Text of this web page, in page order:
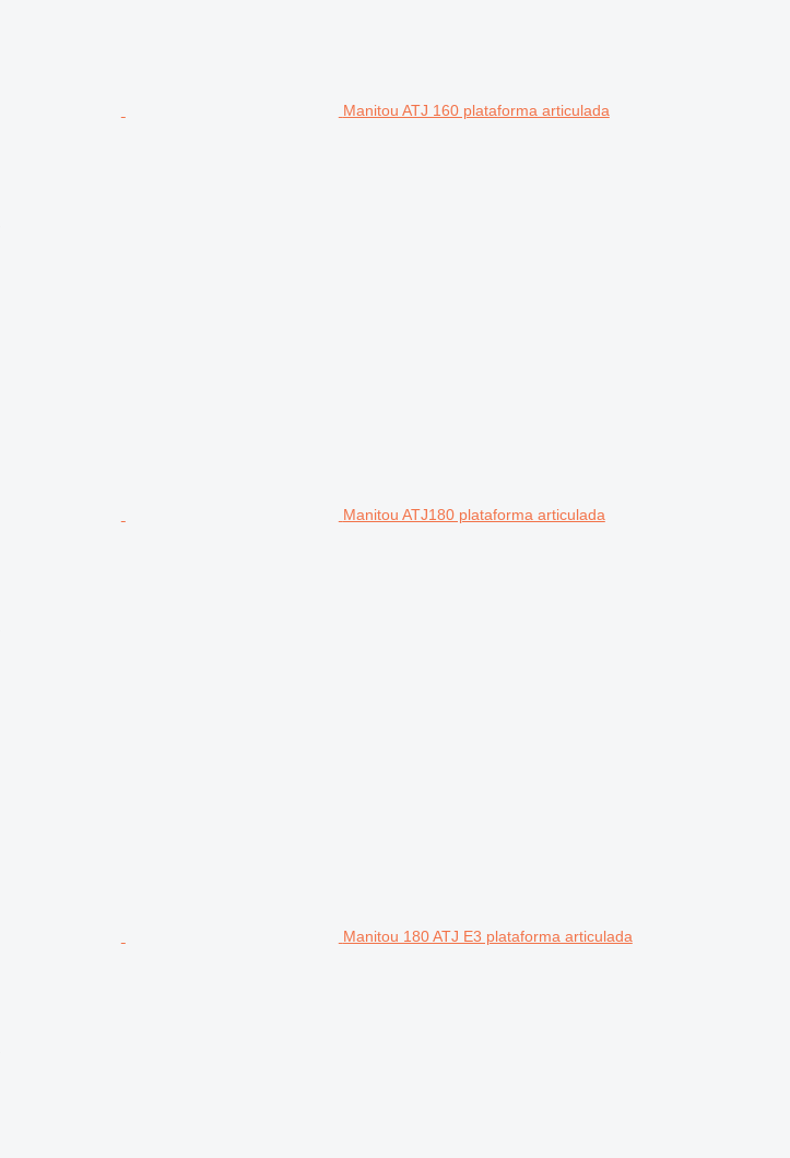
Manitou ATJ 160 plataforma articulada
Manitou ATJ180 plataforma articulada
Manitou 180 ATJ E3 plataforma articulada